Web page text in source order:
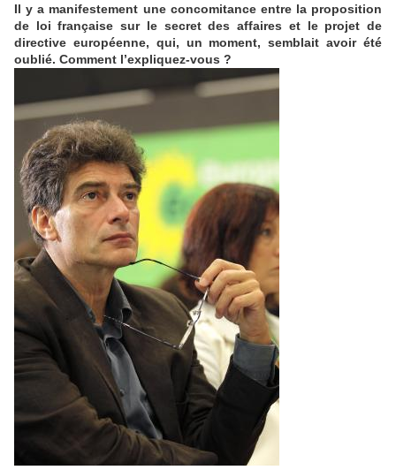
Il y a manifestement une concomitance entre la proposition
de loi française sur le secret des affaires et le projet de
directive européenne, qui, un moment, semblait avoir été
oublié. Comment l’expliquez-vous ?